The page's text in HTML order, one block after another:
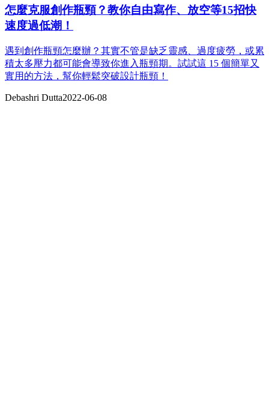
怎麼克服創作瓶頸？教你自由寫作、放空等15招快
速度過低潮！
遇到創作瓶頸怎麼辦？其實不管是缺乏靈感、過度疲勞，或累
積太多壓力都可能會導致你進入瓶頸期。試試這 15 個簡單又
實用的方法，幫你輕鬆突破設計瓶頸！
Debashri Dutta2022-06-08